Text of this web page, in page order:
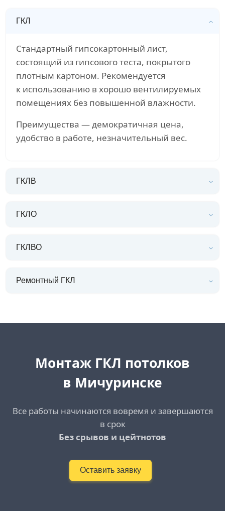
ГКЛ
Стандартный гипсокартонный лист,
состоящий из гипсового теста, покрытого
плотным картоном. Рекомендуется
к использованию в хорошо вентилируемых
помещениях без повышенной влажности.
Преимущества — демократичная цена,
удобство в работе, незначительный вес.
ГКЛВ
ГКЛО
ГКЛВО
Ремонтный ГКЛ
Монтаж ГКЛ потолков
в Мичуринске
Все работы начинаются вовремя и завершаются
в срок
Без срывов и цейтнотов
Оставить заявку